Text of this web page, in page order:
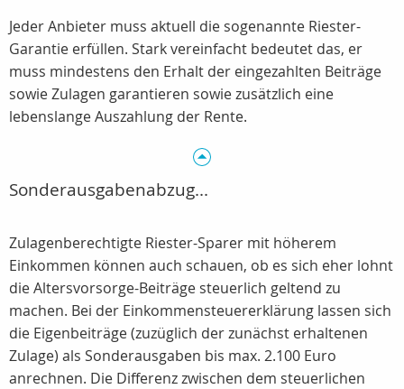
Jeder Anbieter muss aktuell die sogenannte Riester-
Garantie erfüllen. Stark vereinfacht bedeutet das, er
muss mindestens den Erhalt der eingezahlten Beiträge
sowie Zulagen garantieren sowie zusätzlich eine
lebenslange Auszahlung der Rente.
Sonderausgabenabzug...
Zulagenberechtigte Riester-Sparer mit höherem
Einkommen können auch schauen, ob es sich eher lohnt
die Altersvorsorge-Beiträge steuerlich geltend zu
machen. Bei der Einkommensteuererklärung lassen sich
die Eigenbeiträge (zuzüglich der zunächst erhaltenen
Zulage) als Sonderausgaben bis max. 2.100 Euro
anrechnen. Die Differenz zwischen dem steuerlichen